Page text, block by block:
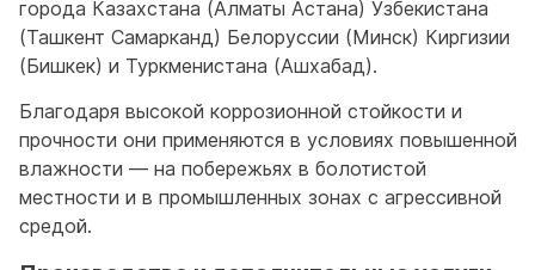
города Казахстана (Алматы Астана) Узбекистана
(Ташкент Самарканд) Белоруссии (Минск) Киргизии
(Бишкек) и Туркменистана (Ашхабад).
Благодаря высокой коррозионной стойкости и
прочности они применяются в условиях повышенной
влажности — на побережьях в болотистой
местности и в промышленных зонах с агрессивной
средой.